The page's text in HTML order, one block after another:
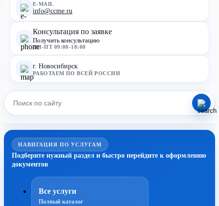
E-MAIL
info@ccme.ru
Консультация по заявке
Получить консультацию
ПН-ПТ 09:00-18:00
г. Новосибирск
РАБОТАЕМ ПО ВСЕЙ РОССИИ
НАВИГАЦИЯ ПО УСЛУГАМ
Подберите нужный раздел и быстро перейдите к оформлению
документов
Все услуги
Полный каталог